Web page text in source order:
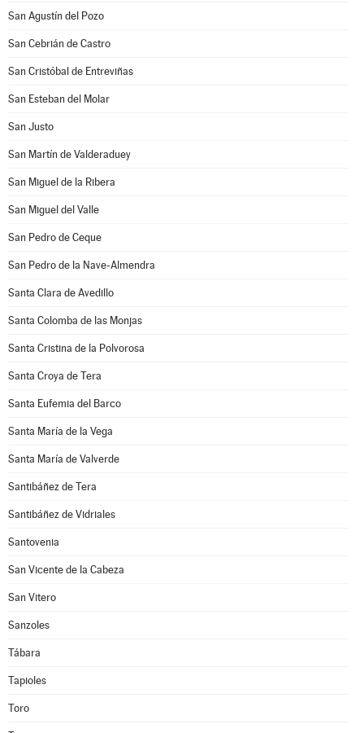
San Agustín del Pozo
San Cebrián de Castro
San Cristóbal de Entreviñas
San Esteban del Molar
San Justo
San Martín de Valderaduey
San Miguel de la Ribera
San Miguel del Valle
San Pedro de Ceque
San Pedro de la Nave-Almendra
Santa Clara de Avedillo
Santa Colomba de las Monjas
Santa Cristina de la Polvorosa
Santa Croya de Tera
Santa Eufemia del Barco
Santa María de la Vega
Santa María de Valverde
Santibáñez de Tera
Santibáñez de Vidriales
Santovenia
San Vicente de la Cabeza
San Vitero
Sanzoles
Tábara
Tapioles
Toro